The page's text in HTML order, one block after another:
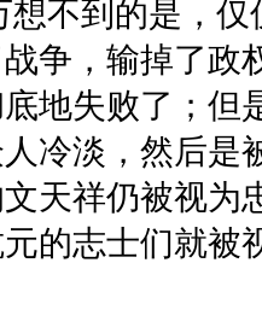
不到的是，仅
争，输掉了政
地失败了；
冷淡，然后是
天祥仍被视为
的志士们就被